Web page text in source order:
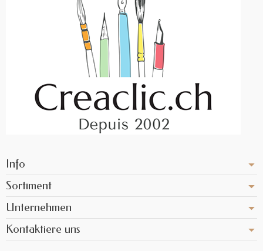
Info
Sortiment
Unternehmen
Kontaktiere uns